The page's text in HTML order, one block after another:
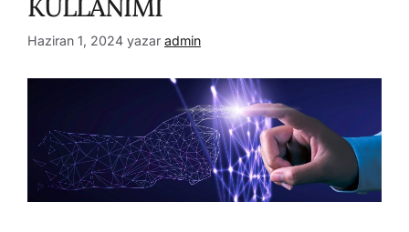
KULLANIMI
Haziran 1, 2024 yazar admin